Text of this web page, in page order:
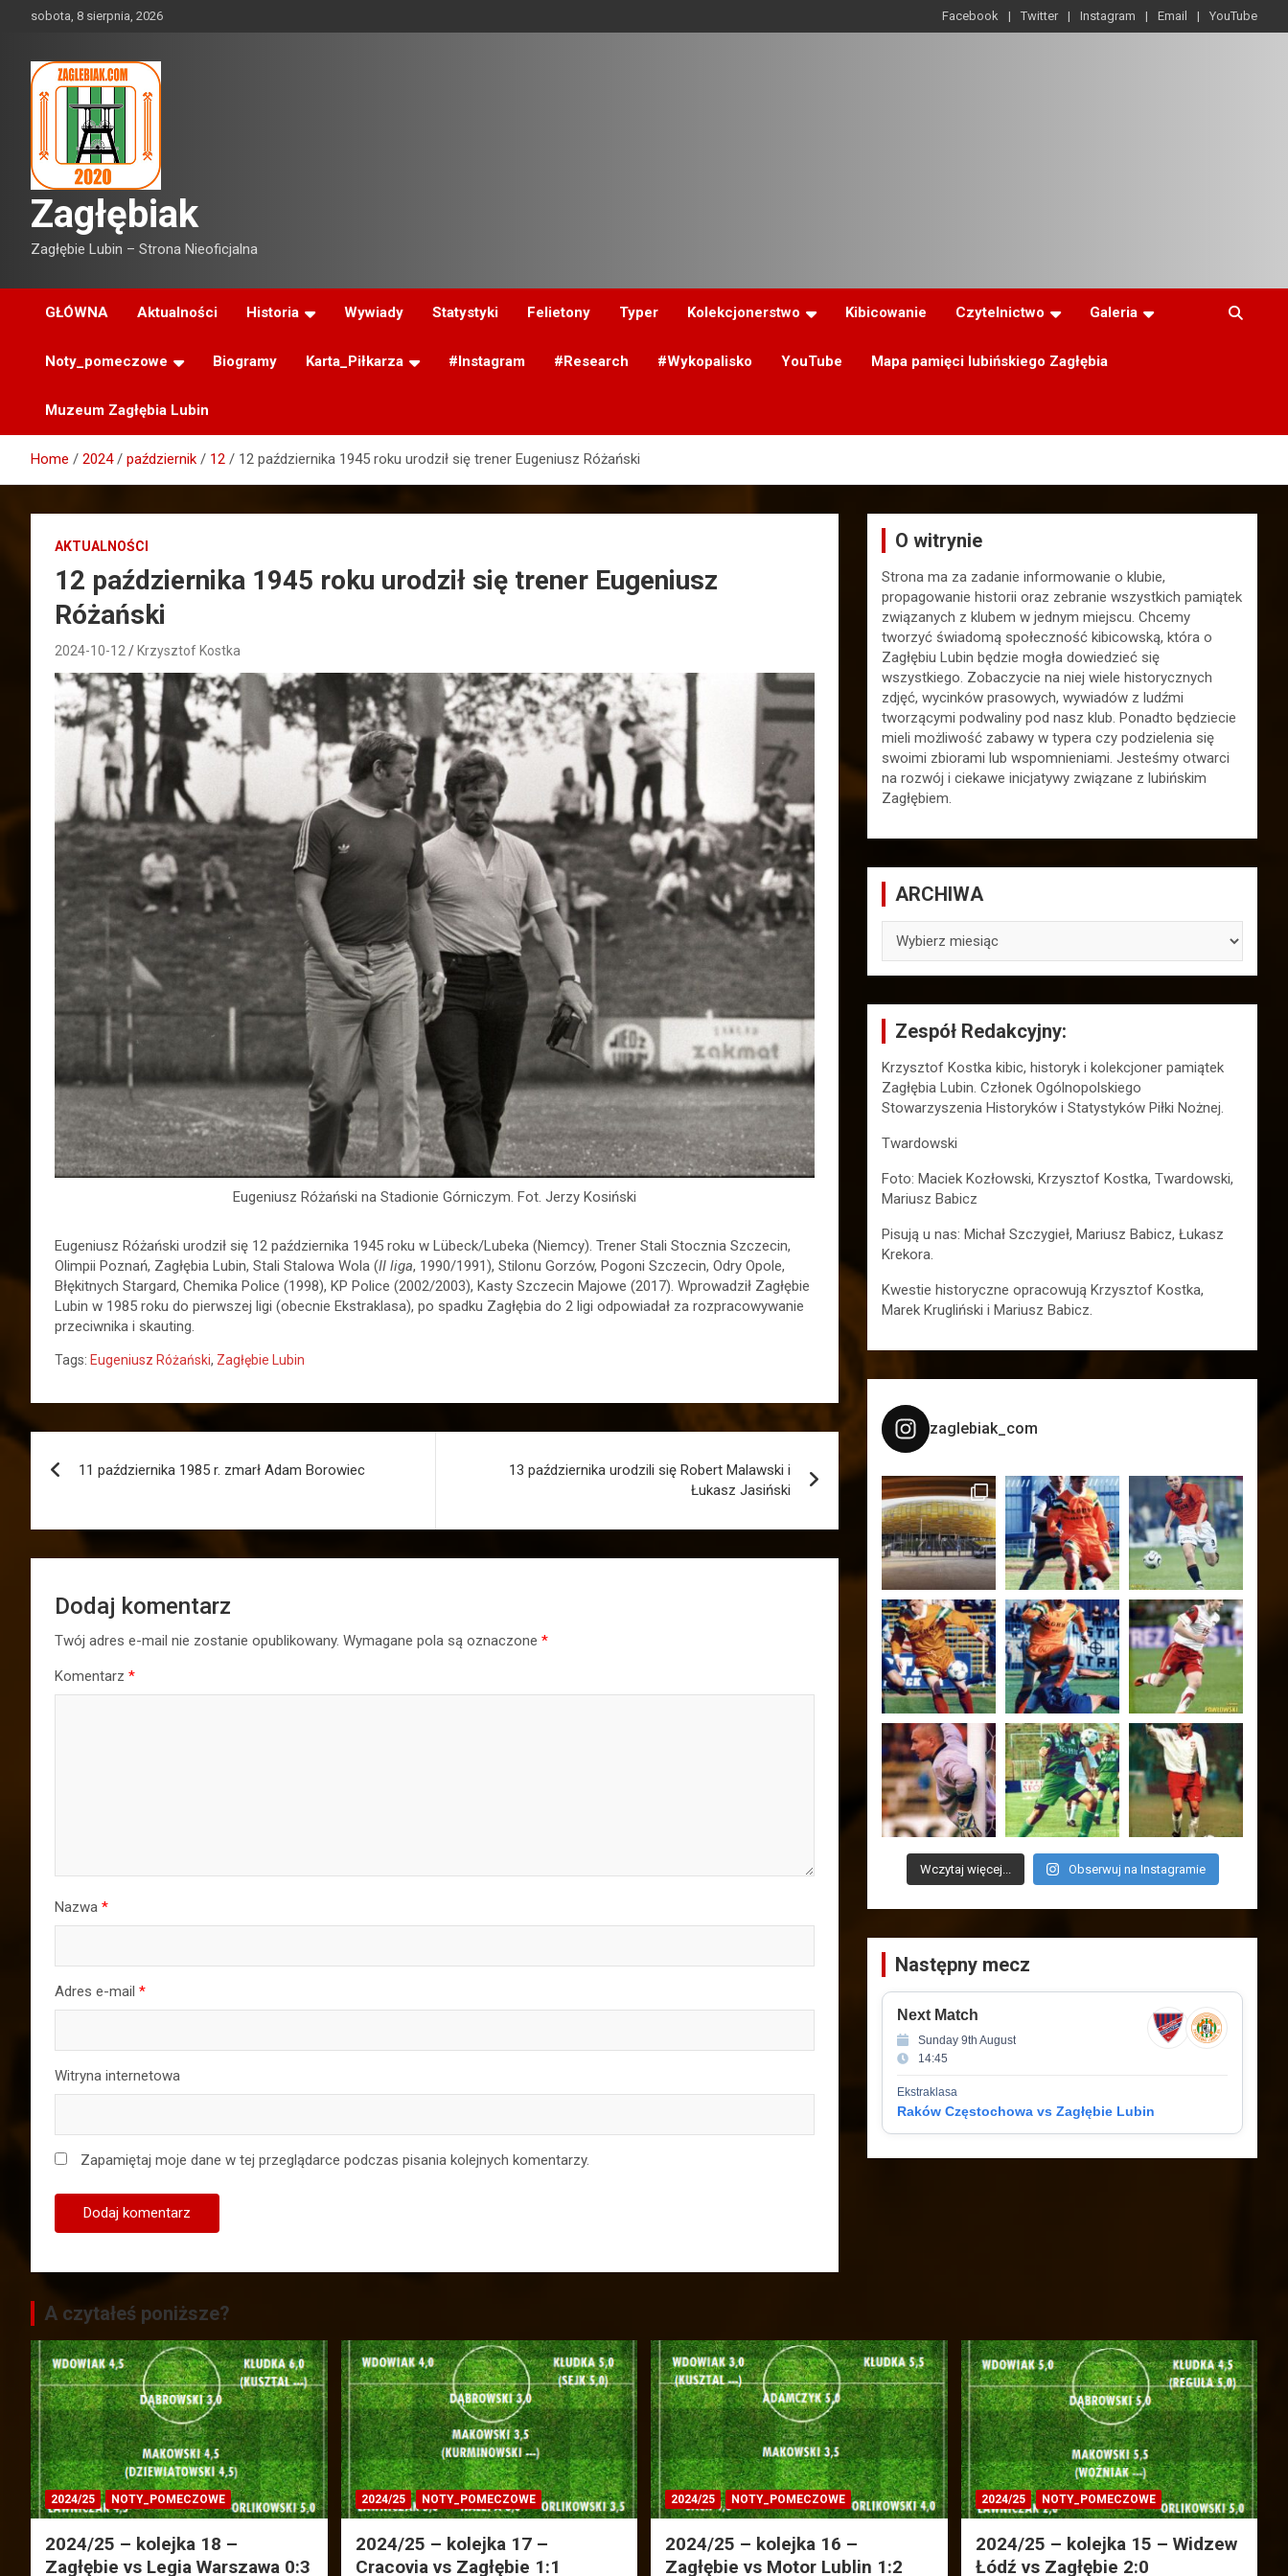
sobota, 8 sierpnia, 2026 Facebook Twitter Instagram Email YouTube
Zagłębiak
Zagłębie Lubin – Strona Nieoficjalna
GŁÓWNA Aktualności Historia Wywiady Statystyki Felietony Typer Kolekcjonerstwo Kibicowanie Czytelnictwo Galeria
Noty_pomeczowe Biogramy Karta_Piłkarza #Instagram #Research #Wykopalisko YouTube Mapa pamięci lubińskiego Zagłębia
Muzeum Zagłębia Lubin
Home 2024 październik 12 12 października 1945 roku urodził się trener Eugeniusz Różański
AKTUALNOŚCI
12 października 1945 roku urodził się trener Eugeniusz
Różański
2024-10-12 Krzysztof Kostka
Eugeniusz Różański na Stadionie Górniczym. Fot. Jerzy Kosiński
Eugeniusz Różański urodził się 12 października 1945 roku w Lübeck/Lubeka (Niemcy). Trener Stali Stocznia Szczecin,
Olimpii Poznań, Zagłębia Lubin, Stali Stalowa Wola (II liga, 1990/1991), Stilonu Gorzów, Pogoni Szczecin, Odry Opole,
Błękitnych Stargard, Chemika Police (1998), KP Police (2002/2003), Kasty Szczecin Majowe (2017). Wprowadził Zagłębie
Lubin w 1985 roku do pierwszej ligi (obecnie Ekstraklasa), po spadku Zagłębia do 2 ligi odpowiadał za rozpracowywanie
przeciwnika i skauting.
Tags: Eugeniusz Różański, Zagłębie Lubin
Nawigacja
wpisu
11 października 1985 r. zmarł Adam Borowiec
13 października urodzili się Robert Malawski i
Łukasz Jasiński
Dodaj komentarz
Twój adres e-mail nie zostanie opublikowany. Wymagane pola są oznaczone *
Komentarz *
Nazwa *
Adres e-mail *
Witryna internetowa
Zapamiętaj moje dane w tej przeglądarce podczas pisania kolejnych komentarzy.
O witrynie
Strona ma za zadanie informowanie o klubie,
propagowanie historii oraz zebranie wszystkich pamiątek
związanych z klubem w jednym miejscu. Chcemy
tworzyć świadomą społeczność kibicowską, która o
Zagłębiu Lubin będzie mogła dowiedzieć się
wszystkiego. Zobaczycie na niej wiele historycznych
zdjęć, wycinków prasowych, wywiadów z ludźmi
tworzącymi podwaliny pod nasz klub. Ponadto będziecie
mieli możliwość zabawy w typera czy podzielenia się
swoimi zbiorami lub wspomnieniami. Jesteśmy otwarci
na rozwój i ciekawe inicjatywy związane z lubińskim
Zagłębiem.
ARCHIWA
Zespół Redakcyjny:
Krzysztof Kostka kibic, historyk i kolekcjoner pamiątek
Zagłębia Lubin. Członek Ogólnopolskiego
Stowarzyszenia Historyków i Statystyków Piłki Nożnej.
Twardowski
Foto: Maciek Kozłowski, Krzysztof Kostka, Twardowski,
Mariusz Babicz
Pisują u nas: Michał Szczygieł, Mariusz Babicz, Łukasz
Krekora.
Kwestie historyczne opracowują Krzysztof Kostka,
Marek Krugliński i Mariusz Babicz.
zaglebiak_com
Wczytaj więcej... Obserwuj na Instagramie
Następny mecz
Next Match
Sunday 9th August
14:45
Ekstraklasa
Raków Częstochowa vs Zagłębie Lubin
A czytałeś poniższe?
2024/25 NOTY_POMECZOWE
2024/25 – kolejka 18 –
Zagłębie vs Legia Warszawa 0:3
2024/25 NOTY_POMECZOWE
2024/25 – kolejka 17 –
Cracovia vs Zagłębie 1:1
2024/25 NOTY_POMECZOWE
2024/25 – kolejka 16 –
Zagłębie vs Motor Lublin 1:2
2024/25 NOTY_POMECZOWE
2024/25 – kolejka 15 – Widzew
Łódź vs Zagłębie 2:0